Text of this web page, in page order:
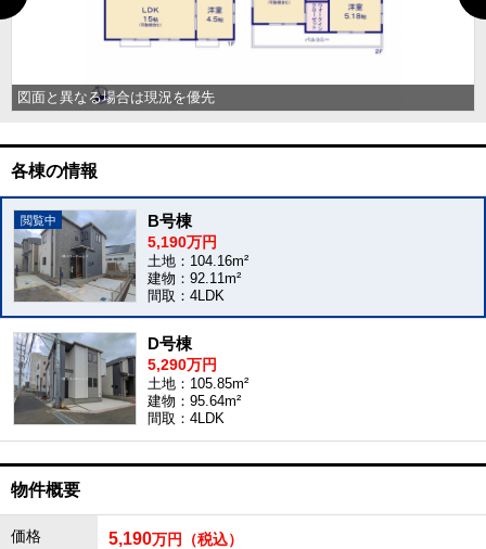
図面と異なる場合は現況を優先
各棟の情報
B号棟
5,190万円
土地：104.16m²
建物：92.11m²
間取：4LDK
D号棟
5,290万円
土地：105.85m²
建物：95.64m²
間取：4LDK
物件概要
価格 5,190万円（税込）